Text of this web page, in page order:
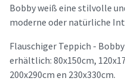
Bobby weiß eine stilvolle
moderne oder natürliche
Flauschiger Teppich -
erhältlich: 80x150cm,
200x290cm en 230x330cm.